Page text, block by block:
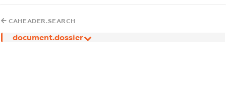
CAHEADER.SEARCH
document.dossier